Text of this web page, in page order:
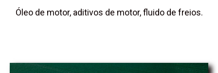
Óleo de motor, aditivos de motor, fluido de freios.